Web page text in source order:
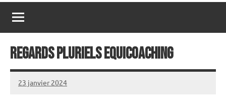
Coaching
Regards Pluriels Equicoaching
23 janvier 2024
annuairecoaching